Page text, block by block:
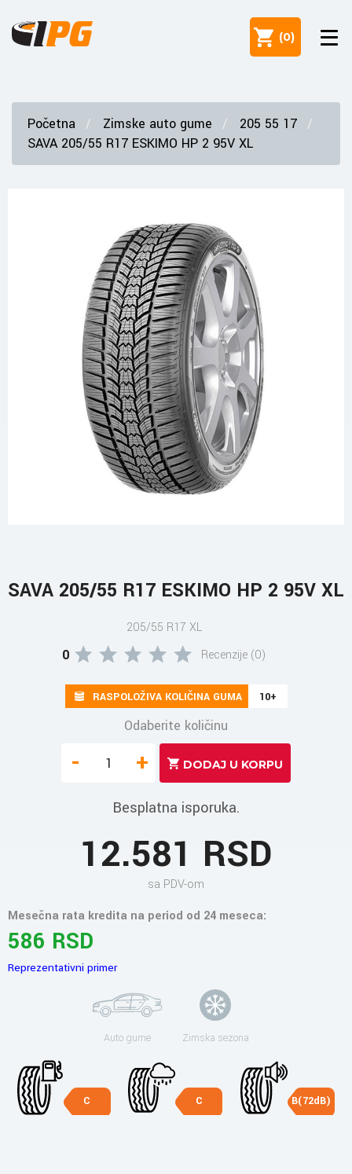
(0)
Početna Zimske auto gume
205 55 17
SAVA 205/55 R17 ESKIMO HP 2 95V XL
SAVA 205/55 R17 ESKIMO HP 2 95V XL
205/55 R17 XL
0 Recenzije (0)
RASPOLOŽIVA KOLIČINA GUMA 10+
Odaberite količinu
- +
Besplatna isporuka.
12.581 RSD
sa PDV-om
Mesečna rata kredita na period od 24 meseca:
586 RSD
Reprezentativni primer
Auto gume Zimska sezona
C C B(72dB)